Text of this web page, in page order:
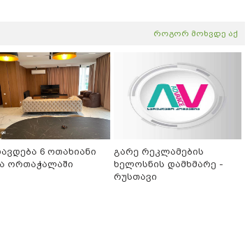
როგორ მოხვდე აქ
6 ოთახიანი
ორთაჭალაში
გარე რეკლამების
ხელოსნის დამხმარე -
რუსთავი